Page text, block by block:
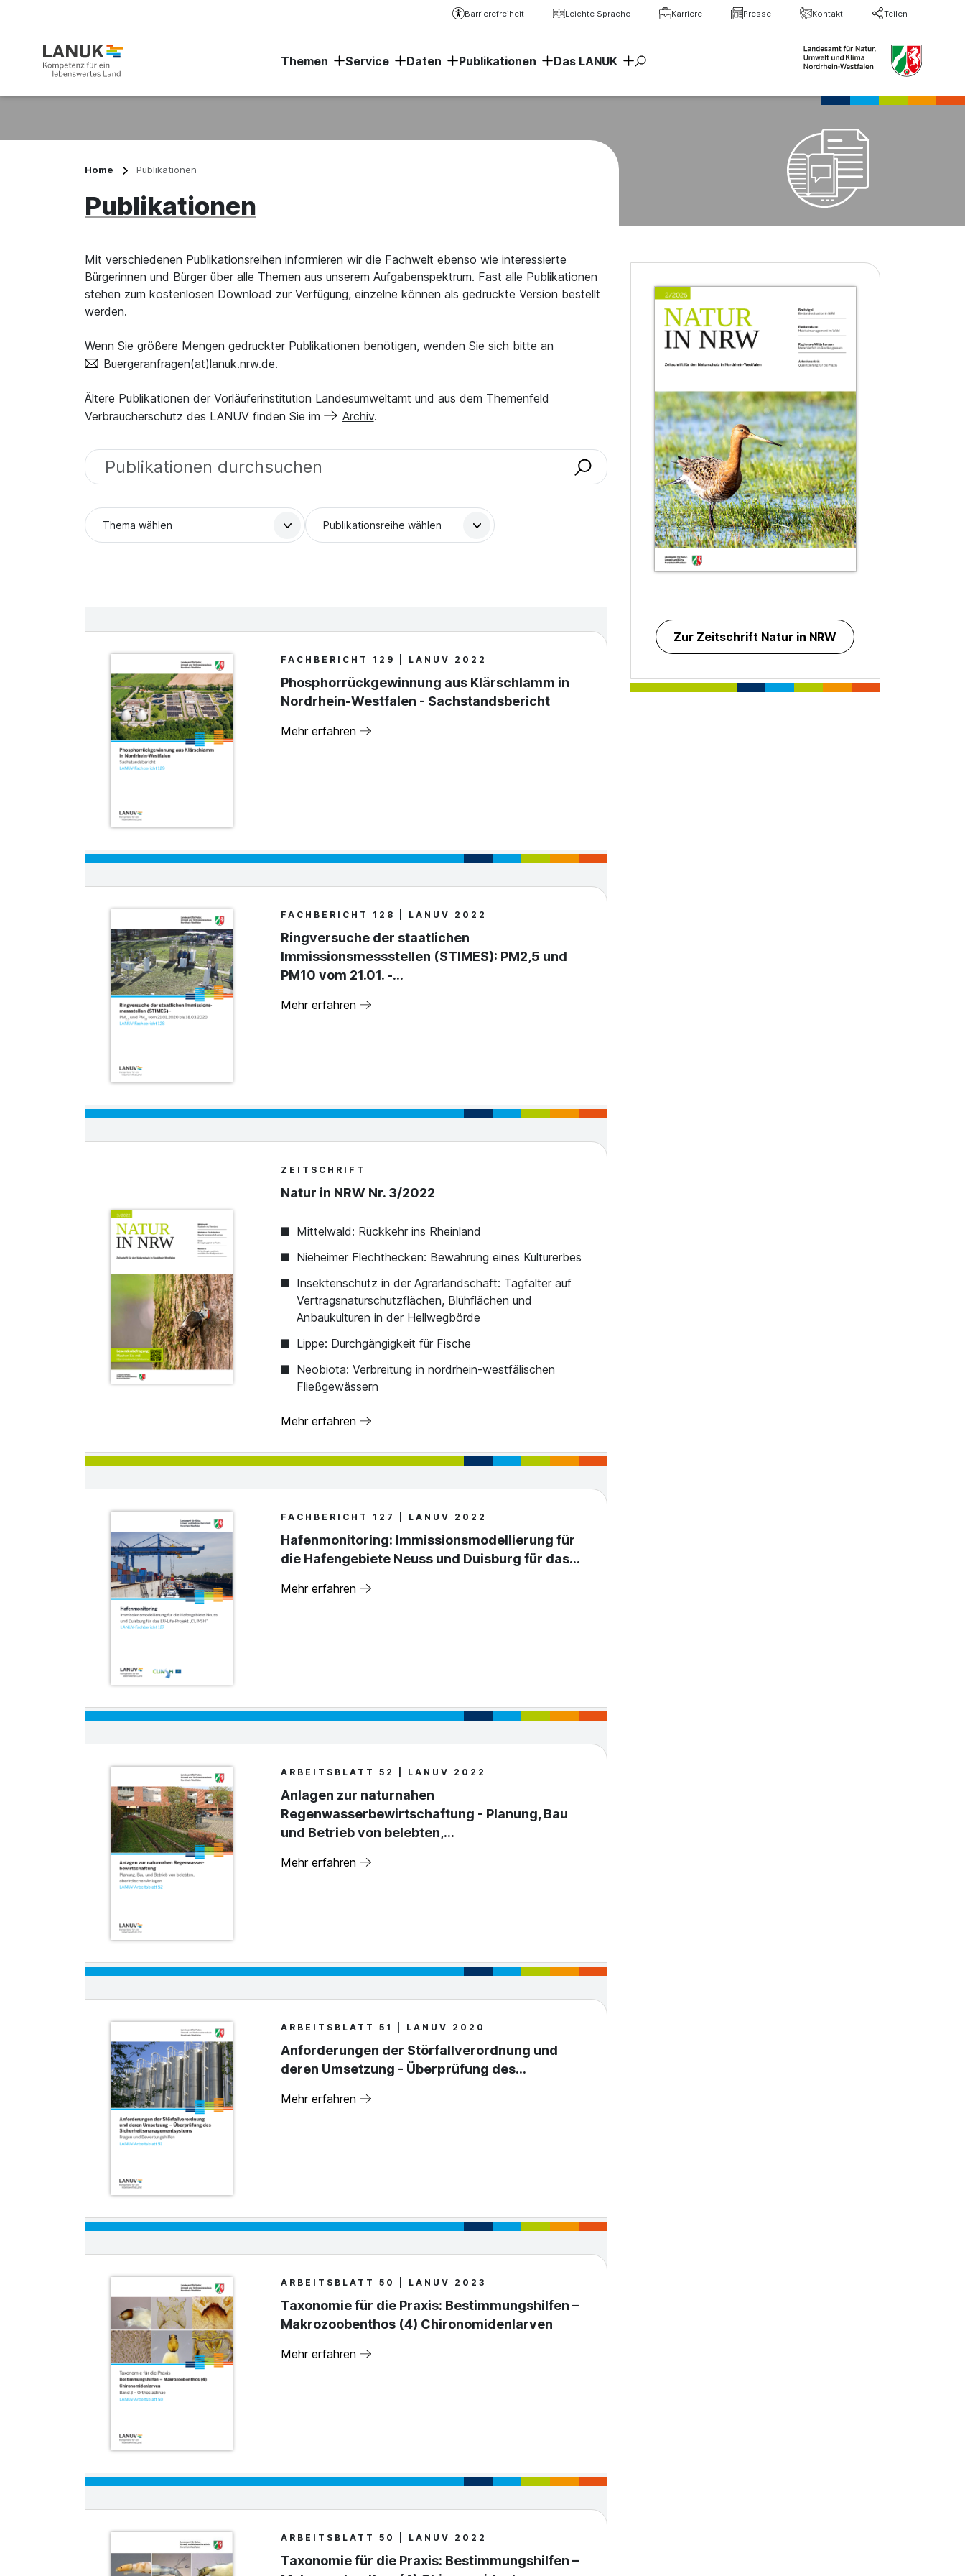
Barrierefreiheit Leichte Sprache Karriere Presse Kontakt Teilen
Themen Service Daten Publikationen Das LANUK
Suche schließen
Home Publikationen
Publikationen
Mit verschiedenen Publikationsreihen informieren wir die Fachwelt ebenso wie interessierte
Bürgerinnen und Bürger über alle Themen aus unserem Aufgabenspektrum. Fast alle Publikationen
stehen zum kostenlosen Download zur Verfügung, einzelne können als gedruckte Version bestellt
werden.
Wenn Sie größere Mengen gedruckter Publikationen benötigen, wenden Sie sich bitte an
Buergeranfragen(at)lanuk.nrw.de.
Ältere Publikationen der Vorläuferinstitution Landesumweltamt und aus dem Themenfeld
Verbraucherschutz des LANUV finden Sie im
Archiv.
Ausgaben finden
FACHBERICHT 129 | LANUV 2022
Phosphorrückgewinnung aus Klärschlamm in
Nordrhein-Westfalen - Sachstandsbericht
Mehr erfahren
FACHBERICHT 128 | LANUV 2022
Ringversuche der staatlichen
Immissionsmessstellen (STIMES): PM2,5 und
PM10 vom 21.01. -…
Mehr erfahren
ZEITSCHRIFT
Natur in NRW Nr. 3/2022
Mittelwald: Rückkehr ins Rheinland
Nieheimer Flechthecken: Bewahrung eines Kulturerbes
Insektenschutz in der Agrarlandschaft: Tagfalter auf
Vertragsnaturschutzflächen, Blühflächen und
Anbaukulturen in der Hellwegbörde
Lippe: Durchgängigkeit für Fische
Neobiota: Verbreitung in nordrhein-westfälischen
Fließgewässern
Mehr erfahren
FACHBERICHT 127 | LANUV 2022
Hafenmonitoring: Immissionsmodellierung für
die Hafengebiete Neuss und Duisburg für das…
Mehr erfahren
ARBEITSBLATT 52 | LANUV 2022
Anlagen zur naturnahen
Regenwasserbewirtschaftung - Planung, Bau
und Betrieb von belebten,…
Mehr erfahren
ARBEITSBLATT 51 | LANUV 2020
Anforderungen der Störfallverordnung und
deren Umsetzung - Überprüfung des…
Mehr erfahren
ARBEITSBLATT 50 | LANUV 2023
Taxonomie für die Praxis: Bestimmungshilfen –
Makrozoobenthos (4) Chironomidenlarven
Mehr erfahren
ARBEITSBLATT 50 | LANUV 2022
Taxonomie für die Praxis: Bestimmungshilfen –
Zur Zeitschrift Natur in NRW